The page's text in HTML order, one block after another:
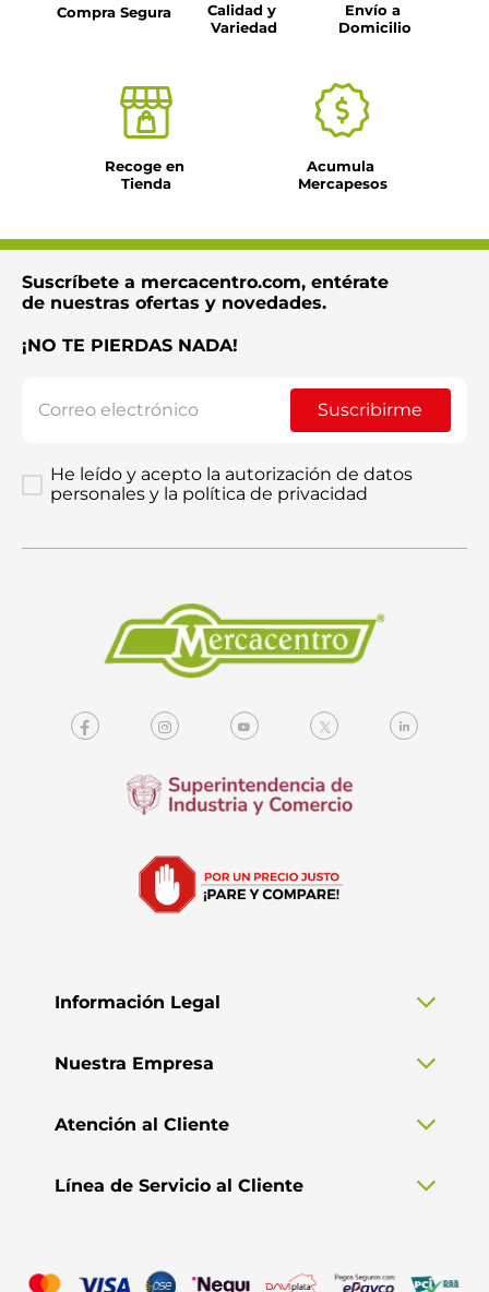
Compra Segura
Calidad y
Variedad
Envío a
Domicilio
Recoge en
Tienda
Acumula
Mercapesos
Suscríbete a mercacentro.com, entérate
de nuestras ofertas y novedades.
¡NO TE PIERDAS NADA!
Suscribirme
He leído y acepto la autorización de datos
personales y la política de privacidad
Información Legal
Nuestra Empresa
Atención al Cliente
Línea de Servicio al Cliente